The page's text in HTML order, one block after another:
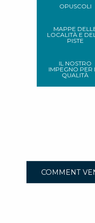
OPUSCOLI
MAPPE
LOCALITÀ E
PISTE
IL NOSTRO
IMPEGNO PER
QUALITÀ
COMMENT